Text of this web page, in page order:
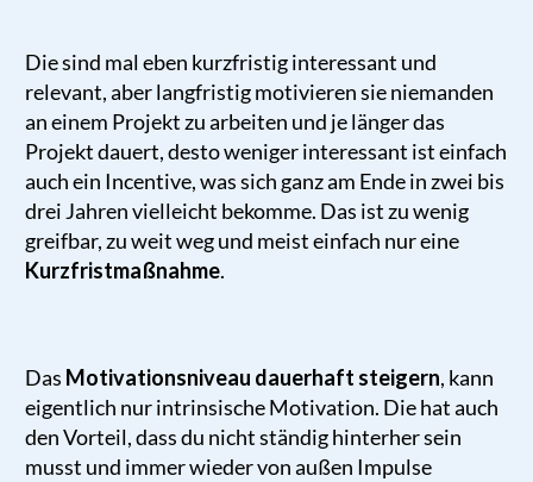
Die sind mal eben kurzfristig interessant und
relevant, aber langfristig motivieren sie niemanden
an einem Projekt zu arbeiten und je länger das
Projekt dauert, desto weniger interessant ist einfach
auch ein Incentive, was sich ganz am Ende in zwei bis
drei Jahren vielleicht bekomme. Das ist zu wenig
greifbar, zu weit weg und meist einfach nur eine
Kurzfristmaßnahme.
Das Motivationsniveau dauerhaft steigern, kann
eigentlich nur intrinsische Motivation. Die hat auch
den Vorteil, dass du nicht ständig hinterher sein
musst und immer wieder von außen Impulse